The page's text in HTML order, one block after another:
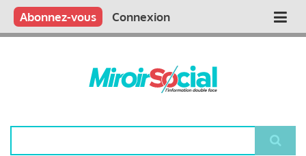
Aller
contenu
Main
Qui sommes nous ?
Vous publiez
Nous publions
Contactez-nous
Abonnez-vous Connexion